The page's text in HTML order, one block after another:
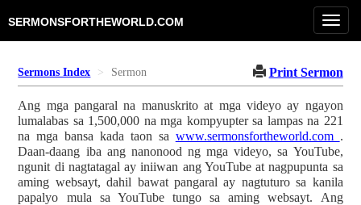
SERMONSFORTHEWORLD.COM
Sermons Index Sermon Print Sermon
Ang mga pangaral na manuskrito at mga videyo ay ngayon
lumalabas sa 1,500,000 na mga kompyupter sa lampas na 221
na mga bansa kada taon sa www.sermonsfortheworld.com .
Daan-daang iba ang nanonood ng mga videyo, sa YouTube,
ngunit di nagtatagal ay iniiwan ang YouTube at nagpupunta sa
aming websayt, dahil bawat pangaral ay nagtuturo sa kanila
papalyo mula sa YouTube tungo sa aming websayt. Ang